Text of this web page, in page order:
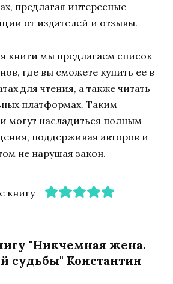
предлагая интересные
от издателей и отзывы.
книги мы предлагаем список
где вы сможете купить ее в
для чтения, а также читать
платформах. Таким
могут насладиться полным
поддерживая авторов и
не нарушая закон.
книгу
"Никчемная жена.
судьбы" Константин